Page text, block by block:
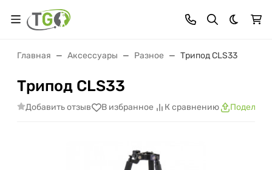
Темная
Главная Аксессуары Разное Трипод CLS33
Трипод CLS33
Добавить отзыв В избранное К сравнению